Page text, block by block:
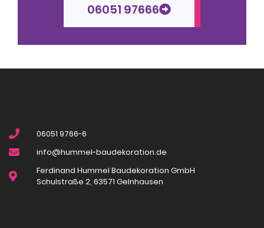
06051 97666
06051 9766-6
info@hummel-baudekoration.de
Ferdinand Hummel Baudekoration GmbH
Schulstraße 2, 63571 Gelnhausen